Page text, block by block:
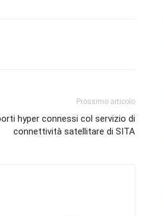
Prossimo articolo
hyper connessi col servizio di
connettività satellitare di SITA